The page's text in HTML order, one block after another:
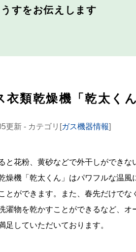
すをお伝えします
衣類乾燥機「乾太く
更新 - カテゴリ[ガス機器情報]
と花粉、黄砂などで外干しができな
燥機「乾太くん」はパワフルな温
とができます。また、春先だけで
濯物を乾かすことができるなど、
足していただいております。